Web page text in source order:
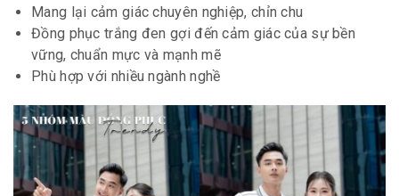
Mang lại cảm giác chuyên nghiệp, chỉn chu
Đồng phục trắng đen gợi đến cảm giác của sự bền
vững, chuẩn mực và mạnh mẽ
Phù hợp với nhiều ngành nghề